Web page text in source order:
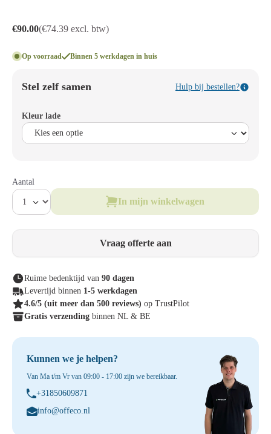
€90.00(€74.39 excl. btw)
Op voorraad Binnen 5 werkdagen in huis
Stel zelf samen Hulp bij bestellen?
Kleur lade
Aantal
In mijn winkelwagen
Vraag offerte aan
Ruime bedenktijd van 90 dagen
Levertijd binnen 1-5 werkdagen
4.6/5 (uit meer dan 500 reviews) op TrustPilot
Gratis verzending binnen NL & BE
Kunnen we je helpen?
Van Ma t/m Vr van 09:00 - 17:00 zijn we bereikbaar.
+31850609871
info@offeco.nl